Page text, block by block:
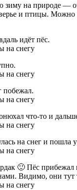
на природе —
и птицы.
идёт пёс.
побежал.
что-то и
на снег и пошла
🙂 Пёс прибежал
Видимо, они тут